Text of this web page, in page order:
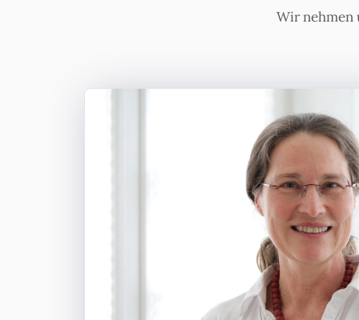
Wir nehmen